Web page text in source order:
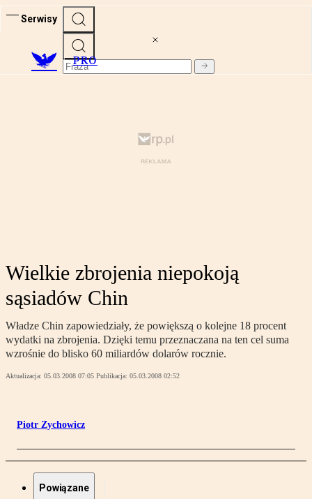
Serwisy
PRO
Wielkie zbrojenia niepokoją
sąsiadów Chin
Władze Chin zapowiedziały, że powiększą o kolejne 18 procent
wydatki na zbrojenia. Dzięki temu przeznaczana na ten cel suma
wzrośnie do blisko 60 miliardów dolarów rocznie.
Aktualizacja: 05.03.2008 07:05 Publikacja: 05.03.2008 02:52
Piotr Zychowicz
Powiązane